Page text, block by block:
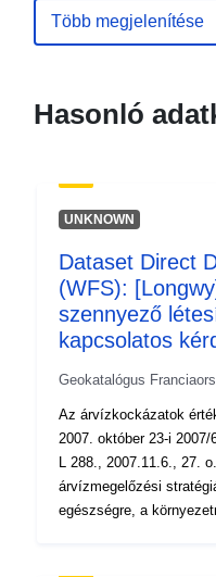
Típus:
Több megjelenítése
Hasonló
UNKNOWN
Dataset Direct
(WFS):
szennyező
kapcsolatos
Geokatalógus
Az árvízkockázatok
2007. október 23-i
L 288., 2007.11.6., 27.
árvízmegelőzési
egészségre, a